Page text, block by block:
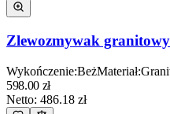
Zlewozmywak
Wykończenie:BeżMateriał:
598.00 zł
Netto: 486.18 zł